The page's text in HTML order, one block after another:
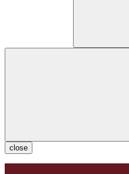
close